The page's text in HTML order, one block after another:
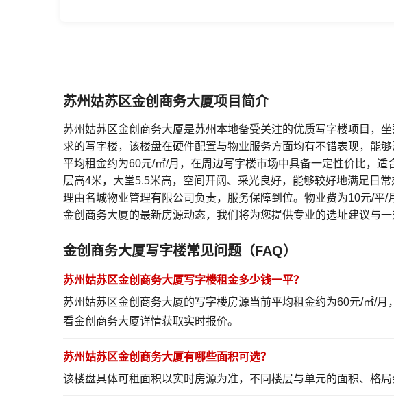
苏州姑苏区金创商务大厦项目简介
苏州姑苏区金创商务大厦是苏州本地备受关注的优质写字楼项目，
求的写字楼，该楼盘在硬件配置与物业服务方面均有不错表现，能
平均租金约为60元/㎡/月，在周边写字楼市场中具备一定性价比，
层高4米，大堂5.5米高，空间开阔、采光良好，能够较好地满足日
理由名城物业管理有限公司负责，服务保障到位。物业费为10元/
金创商务大厦的最新房源动态，我们将为您提供专业的选址建议与
金创商务大厦写字楼常见问题（FAQ）
苏州姑苏区金创商务大厦写字楼租金多少钱一平？
苏州姑苏区金创商务大厦的写字楼房源当前平均租金约为60元/㎡/
看金创商务大厦详情获取实时报价。
苏州姑苏区金创商务大厦有哪些面积可选？
该楼盘具体可租面积以实时房源为准，不同楼层与单元的面积、格